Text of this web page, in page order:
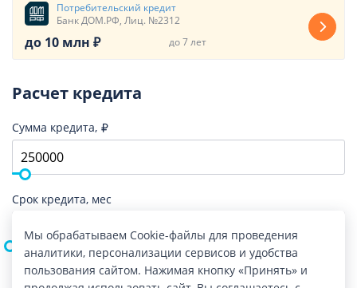
Потребительский кредит
Банк ДОМ.РФ, Лиц. №2312
до 10 млн ₽ до 7 лет
Расчет кредита
Сумма кредита,
Срок кредита, мес
Мы обрабатываем Cookie-файлы для проведения
аналитики, персонализации сервисов и удобства
пользования сайтом. Нажимая кнопку «Принять» и